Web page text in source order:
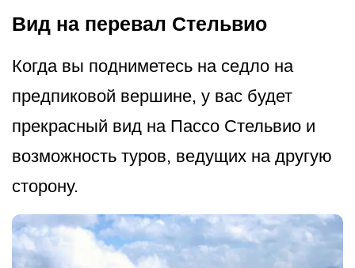
Вид на перевал Стельвио
Когда вы подниметесь на седло на
предпиковой вершине, у вас будет
прекрасный вид на Пассо Стельвио и
возможность туров, ведущих на другую
сторону.